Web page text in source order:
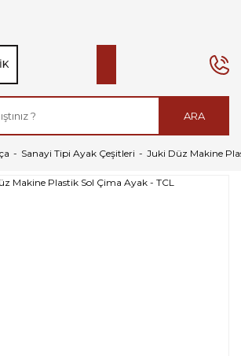
ARA
Sanayi Tipi Ayak Çeşitleri Juki Düz Makine